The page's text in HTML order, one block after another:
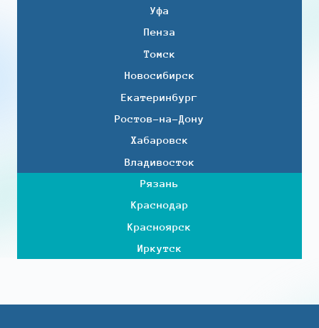
Уфа
Пенза
Томск
Новосибирск
Екатеринбург
Ростов-на-Дону
Хабаровск
Владивосток
Рязань
Краснодар
Красноярск
Иркутск